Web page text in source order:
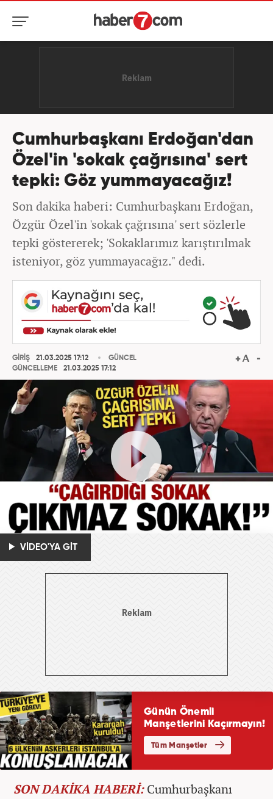
Cumhurbaşkanı Erdoğan'dan
Özel'in 'sokak çağrısına' sert
tepki: Göz yummayacağız!
Son dakika haberi: Cumhurbaşkanı Erdoğan,
Özgür Özel'in 'sokak çağrısına' sert sözlerle
tepki göstererek; 'Sokaklarımız karıştırılmak
isteniyor, göz yummayacağız." dedi.
GİRİŞ
21.03.2025 17:12
GÜNCELLEME
21.03.2025 17:12
GÜNCEL
VİDEO'YA GİT
SON DAKİKA HABERİ:Cumhurbaşkanı